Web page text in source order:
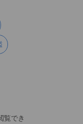
覧でき